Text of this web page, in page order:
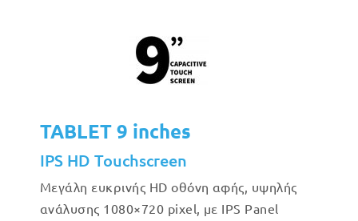
TABLET 9 inches
IPS HD Touchscreen
Μεγάλη ευκρινής HD οθόνη αφής, υψηλής
ανάλυσης 1080×720 pixel, με IPS Panel